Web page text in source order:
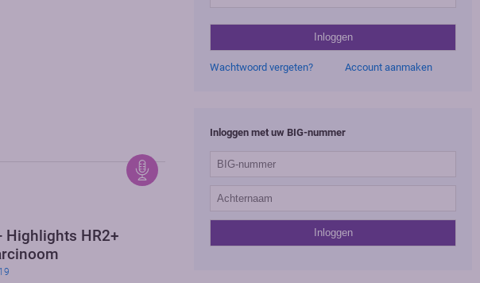
Highlights HR2+
Wachtwoord vergeten? Account aanmaken
Inloggen met uw BIG-nummer